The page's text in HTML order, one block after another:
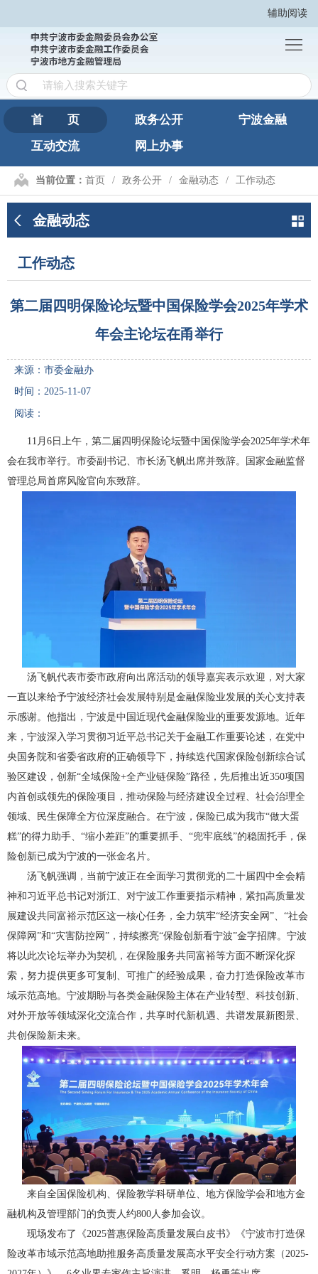
辅助阅读
务
公
宁
波
互 首 页 政务公开
宁波金融
互动交流
网上办事
当前位置： 首页 政务公开 金融动态 工作动态
金融动态
工作动态
第二届四明保险论坛暨中国保险学会2025年学术
年会主论坛在甬举行
来源：市委金融办
时间：2025-11-07
阅读：
11月6日上午，第二届四明保险论坛暨中国保险学会2025年学术年
会在我市举行。市委副书记、市长汤飞帆出席并致辞。国家金融监督
管理总局首席风险官向东致辞。
汤飞帆代表市委市政府向出席活动的领导嘉宾表示欢迎，对大家
一直以来给予宁波经济社会发展特别是金融保险业发展的关心支持表
示感谢。他指出，宁波是中国近现代金融保险业的重要发源地。近年
来，宁波深入学习贯彻习近平总书记关于金融工作重要论述，在党中
央国务院和省委省政府的正确领导下，持续迭代国家保险创新综合试
验区建设，创新“全域保险+全产业链保险”路径，先后推出近350项国
内首创或领先的保险项目，推动保险与经济建设全过程、社会治理全
领域、民生保障全方位深度融合。在宁波，保险已成为我市“做大蛋
糕”的得力助手、“缩小差距”的重要抓手、“兜牢底线”的稳固托手，保
险创新已成为宁波的一张金名片。
汤飞帆强调，当前宁波正在全面学习贯彻党的二十届四中全会精
神和习近平总书记对浙江、对宁波工作重要指示精神，紧扣高质量发
展建设共同富裕示范区这一核心任务，全力筑牢“经济安全网”、“社会
保障网”和“灾害防控网”，持续擦亮“保险创新看宁波”金字招牌。宁波
将以此次论坛举办为契机，在保险服务共同富裕等方面不断深化探
索，努力提供更多可复制、可推广的经验成果，奋力打造保险改革市
域示范高地。宁波期盼与各类金融保险主体在产业转型、科技创新、
对外开放等领域深化交流合作，共享时代新机遇、共谱发展新图景、
共创保险新未来。
来自全国保险机构、保险教学科研单位、地方保险学会和地方金
融机构及管理部门的负责人约800人参加会议。
现场发布了《2025普惠保险高质量发展白皮书》《宁波市打造保
险改革市域示范高地助推服务高质量发展高水平安全行动方案（2025-